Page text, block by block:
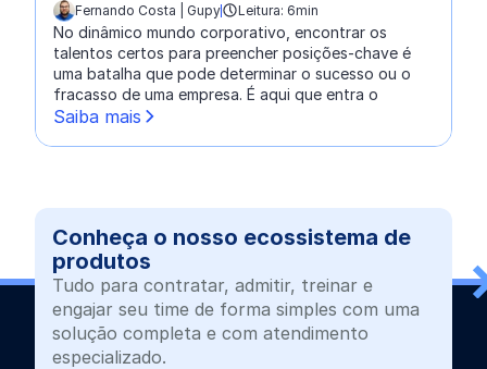
escrito por:
Fernando Costa | Gupy Leitura: 6min
No dinâmico mundo corporativo, encontrar os
talentos certos para preencher posições-chave é
uma batalha que pode determinar o sucesso ou o
fracasso de uma empresa. É aqui que entra o
Saiba mais
Conheça o nosso ecossistema de
produtos
Tudo para contratar, admitir, treinar e
engajar seu time de forma simples com uma
solução completa e com atendimento
especializado.